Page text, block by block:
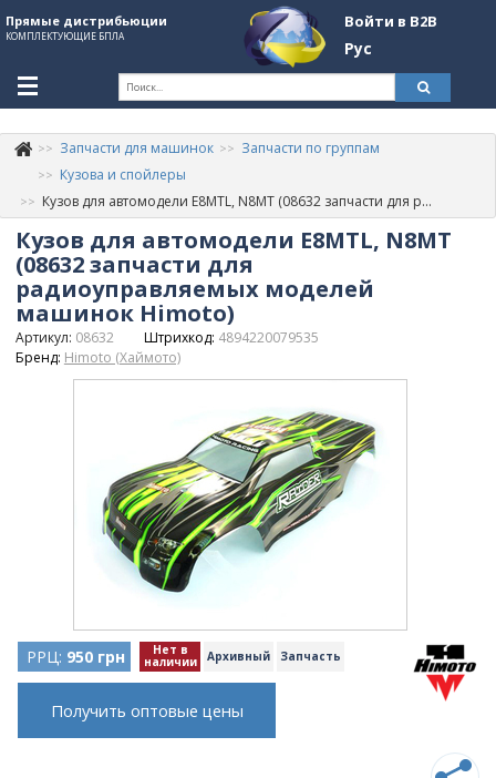
Прямые дистрибьюции
КОМПЛЕКТУЮЩИЕ БПЛА
Войти в B2B
Рус
+380507774092
Информация о компании
About Company
Обзоры
Категории
Запчасти для машинок
Запчасти по группам
Кузова и спойлеры
Кузов для автомодели E8MTL, N8MT (08632 запчасти для радиоуправляемых моделей машинок Himoto)
Кузов для автомодели E8MTL, N8MT
(08632 запчасти для
радиоуправляемых моделей
машинок Himoto)
Артикул: 08632 Штрихкод: 4894220079535
Бренд: Himoto (Хаймото)
РРЦ: 950 грн Нет в
наличии Архивный Запчасть
Получить оптовые цены